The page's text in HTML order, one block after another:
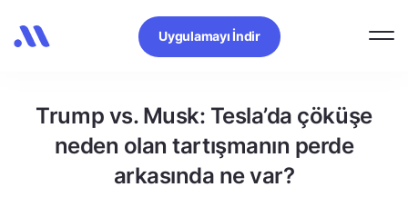
Uygulamayı İndir
Trump vs. Musk: Tesla’da çöküşe
neden olan tartışmanın perde
arkasında ne var?